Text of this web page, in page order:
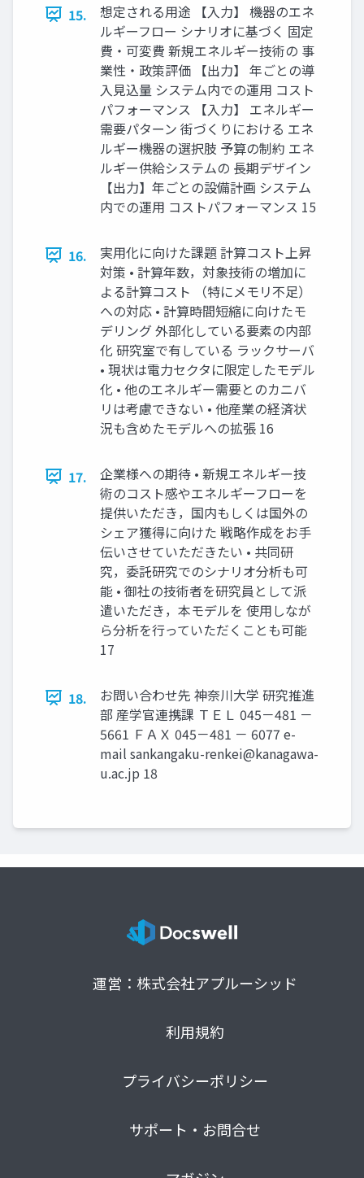
15.
想定される用途 【入力】 機器のエネ
ルギーフロー シナリオに基づく 固定
費・可変費 新規エネルギー技術の 事
業性・政策評価 【出力】 年ごとの導
入見込量 システム内での運用 コスト
パフォーマンス 【入力】 エネルギー
需要パターン 街づくりにおける エネ
ルギー機器の選択肢 予算の制約 エネ
ルギー供給システムの 長期デザイン
【出力】年ごとの設備計画 システム
内での運用 コストパフォーマンス 15
16.
実用化に向けた課題 計算コスト上昇
対策 • 計算年数，対象技術の増加に
よる計算コスト （特にメモリ不足）
への対応 • 計算時間短縮に向けたモ
デリング 外部化している要素の内部
化 研究室で有している ラックサーバ
• 現状は電力セクタに限定したモデル
化 • 他のエネルギー需要とのカニバ
リは考慮できない • 他産業の経済状
況も含めたモデルへの拡張 16
17.
企業様への期待 • 新規エネルギー技
術のコスト感やエネルギーフローを
提供いただき，国内もしくは国外の
シェア獲得に向けた 戦略作成をお手
伝いさせていただきたい • 共同研
究，委託研究でのシナリオ分析も可
能 • 御社の技術者を研究員として派
遣いただき，本モデルを 使用しなが
ら分析を行っていただくことも可能
17
18.
お問い合わせ先 神奈川大学 研究推進
部 産学官連携課 ＴＥＬ 045－481 －
5661 ＦＡＸ 045－481 － 6077 e-
mail sankangaku-renkei@kanagawa-
u.ac.jp 18
運営：株式会社アプルーシッド
利用規約
プライバシーポリシー
サポート・お問合せ